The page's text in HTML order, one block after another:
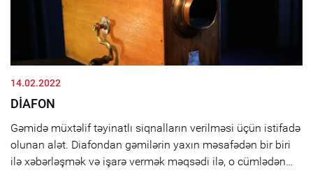
14.02.2022
DİAFON
Gəmidə müxtəlif təyinatlı siqnalların verilməsi üçün istifadə
olunan alət. Diafondan gəmilərin yaxın məsafədən bir biri
ilə xəbərləşmək və işarə vermək məqsədi ilə, o cümlədən